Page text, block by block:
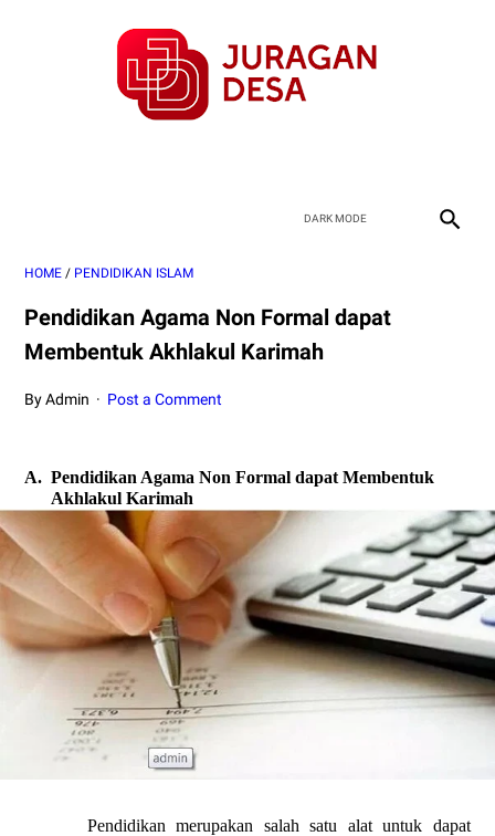
HOME / PENDIDIKAN ISLAM
Pendidikan Agama Non Formal dapat
Membentuk Akhlakul Karimah
By Admin Post a Comment
A. Pendidikan Agama Non Formal dapat Membentuk
Akhlakul Karimah
Pendidikan merupakan salah satu alat untuk dapat